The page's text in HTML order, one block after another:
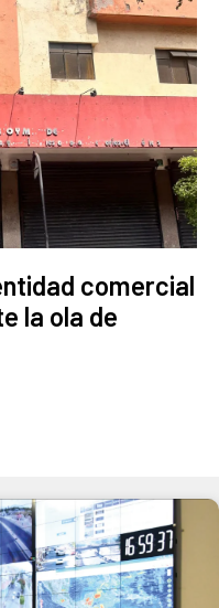
comercial
la ola de